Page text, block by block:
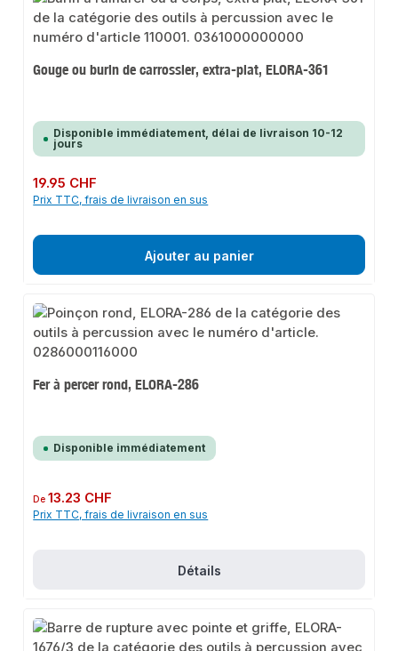
Gouge ou burin de carrossier, extra-plat, ELORA-361
Disponible immédiatement, délai de livraison 10-12
jours
Prix régulier :
19.95 CHF
Prix TTC, frais de livraison en sus
Ajouter au panier
Fer à percer rond, ELORA-286
Disponible immédiatement
Prix régulier :
De13.23 CHF
Prix TTC, frais de livraison en sus
Détails